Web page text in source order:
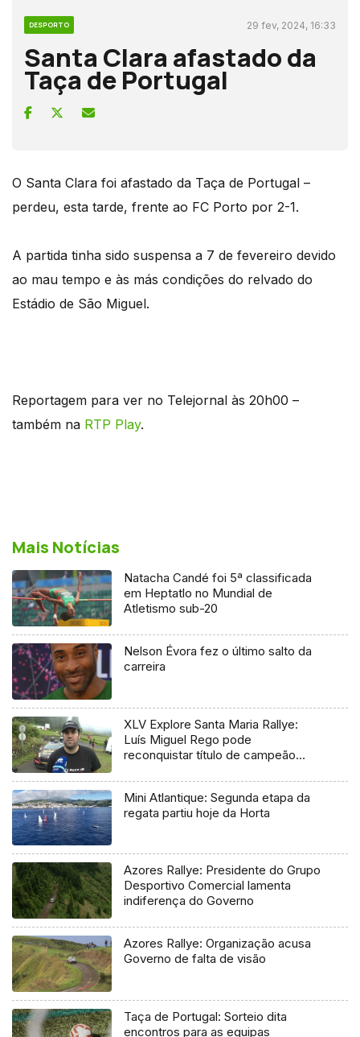
DESPORTO 29 fev, 2024, 16:33
Santa Clara afastado da
Taça de Portugal
O Santa Clara foi afastado da Taça de Portugal –
perdeu, esta tarde, frente ao FC Porto por 2-1.
A partida tinha sido suspensa a 7 de fevereiro devido
ao mau tempo e às más condições do relvado do
Estádio de São Miguel.
Reportagem para ver no Telejornal às 20h00 –
também na RTP Play.
Mais Notícias
Natacha Candé foi 5ª classificada
em Heptatlo no Mundial de
Atletismo sub-20
Nelson Évora fez o último salto da
carreira
XLV Explore Santa Maria Rallye:
Luís Miguel Rego pode
reconquistar título de campeão
Mini Atlantique: Segunda etapa da
regata partiu hoje da Horta
Azores Rallye: Presidente do Grupo
Desportivo Comercial lamenta
indiferença do Governo
Azores Rallye: Organização acusa
Governo de falta de visão
Taça de Portugal: Sorteio dita
encontros para as equipas